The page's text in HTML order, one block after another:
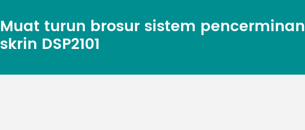
Muat turun brosur sistem pencerminan
skrin DSP2101